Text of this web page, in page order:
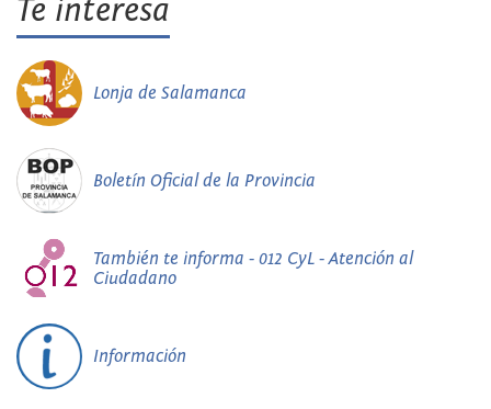
Te interesa
Lonja de Salamanca
Boletín Oficial de la Provincia
También te informa - 012 CyL - Atención al
Ciudadano
Información